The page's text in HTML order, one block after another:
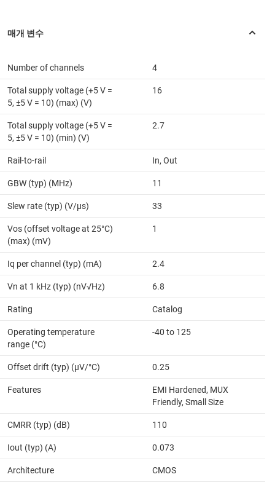
Number of channels 4
Total supply voltage (+5 V =
5, ±5 V = 10) (max) (V)
16
Total supply voltage (+5 V =
5, ±5 V = 10) (min) (V)
2.7
Rail-to-rail In, Out
GBW (typ) (MHz) 11
Slew rate (typ) (V/µs) 33
Vos (offset voltage at 25°C)
(max) (mV)
1
Iq per channel (typ) (mA) 2.4
Vn at 1 kHz (typ) (nV√Hz) 6.8
Rating Catalog
Operating temperature
range (°C)
-40 to 125
Offset drift (typ) (µV/°C) 0.25
Features
EMI Hardened, MUX
Friendly, Small Size
CMRR (typ) (dB) 110
Iout (typ) (A) 0.073
Architecture CMOS